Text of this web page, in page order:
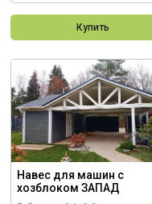
Купить
Навес для машин с
хозблоком ЗАПАД